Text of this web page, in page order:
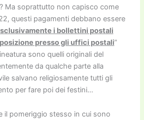
Ma soprattutto non capisco come
questi pagamenti debbano essere
i bollettini postali
presso gli uffici postali”
sono quelli originali del
da qualche parte alla
salvano religiosamente tutti gli
per fare poi dei festini…
il pomeriggio stesso in cui sono